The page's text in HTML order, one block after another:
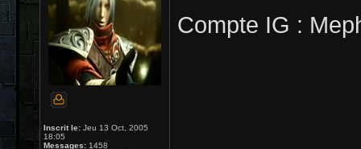
Inscrit le: Jeu 13 Oct, 2005
18:05
Messages: 1458
Compte IG :